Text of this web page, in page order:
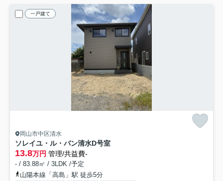
一戸建て
岡山市中区清水
ソレイユ・ル・バン清水D号室
13.8万円 管理/共益費-
- / 83.88㎡ / 3LDK /予定
山陽本線「高島」駅 徒歩5分